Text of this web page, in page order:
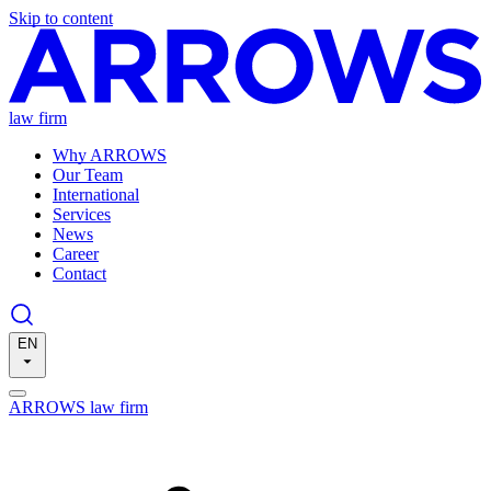
Skip to content
law firm
Why ARROWS
Our Team
International
Services
News
Career
Contact
EN
ARROWS law firm